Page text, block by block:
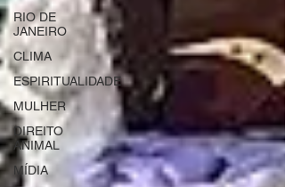
RIO DE
JANEIRO
CLIMA
ESPIRITUALIDADE
MULHER
DIREITO
ANIMAL
MÍDIA